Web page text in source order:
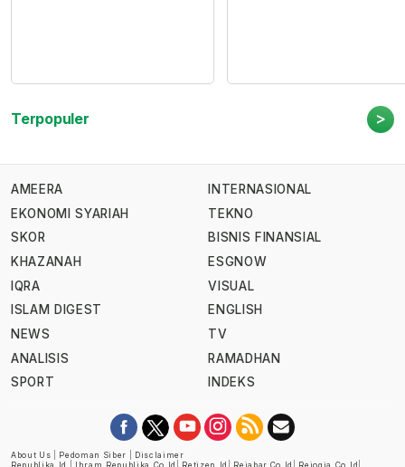
Terpopuler >
AMEERA
EKONOMI SYARIAH
SKOR
KHAZANAH
IQRA
ISLAM DIGEST
NEWS
ANALISIS
SPORT
INTERNASIONAL
TEKNO
BISNIS FINANSIAL
ESGNOW
VISUAL
ENGLISH
TV
RAMADHAN
INDEKS
About Us Pedoman Siber
Disclaimer